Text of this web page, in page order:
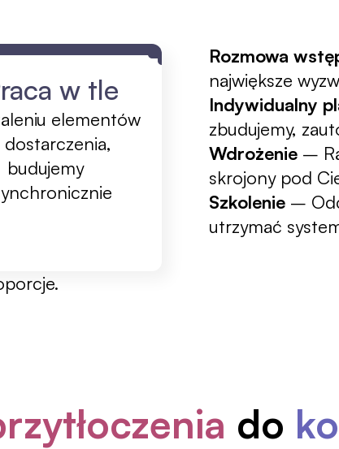
w tle
elementów
dostarczenia,
budujemy
Rozmowa
największe
Indywidualny
zbudujemy,
Wdrożenie –
skrojony pod
Szkolenie –
utrzymać
do